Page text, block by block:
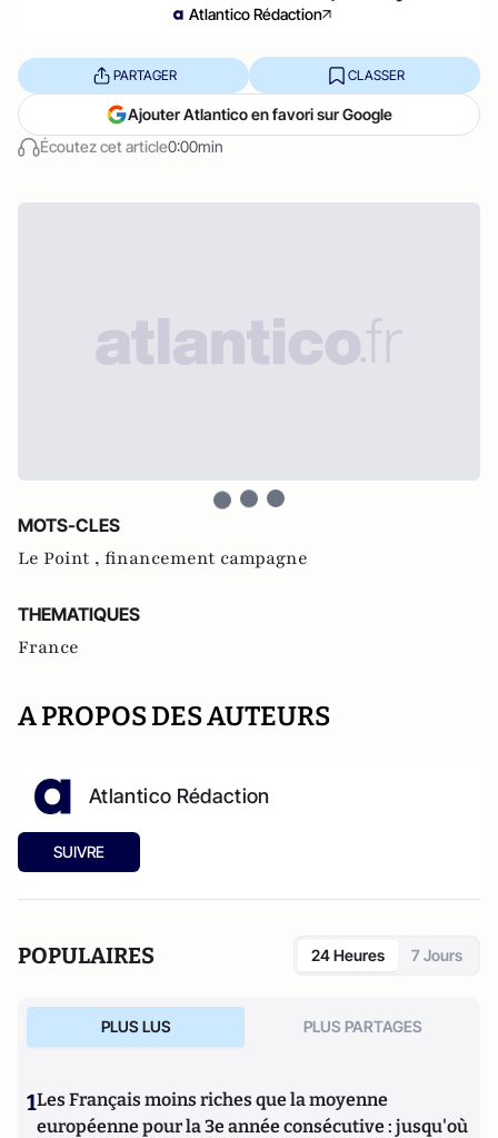
Atlantico Rédaction
Écoutez cet article0:00min
PARTAGER CLASSER
Ajouter Atlantico en favori sur Google
MOTS-CLES
Le Point , financement campagne
THEMATIQUES
France
A PROPOS DES AUTEURS
Atlantico Rédaction
SUIVRE
POPULAIRES 24 Heures 7 Jours
PLUS LUS PLUS PARTAGES
1Les Français moins riches que la moyenne
européenne pour la 3e année consécutive : jusqu'où